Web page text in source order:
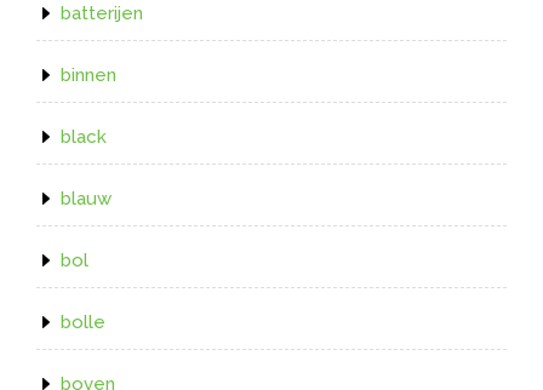
batterijen
binnen
black
blauw
bol
bolle
boven